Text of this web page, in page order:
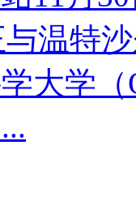
温特
大学